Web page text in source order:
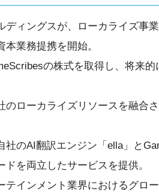
ディングスが、ローカライズ事
本業務提携を開始。
の株式を取得し、将来
のローカライズリソースを融合
社のAI翻訳エンジン「ella」と
を両立したサービスを提供。
テインメント業界におけるグロ